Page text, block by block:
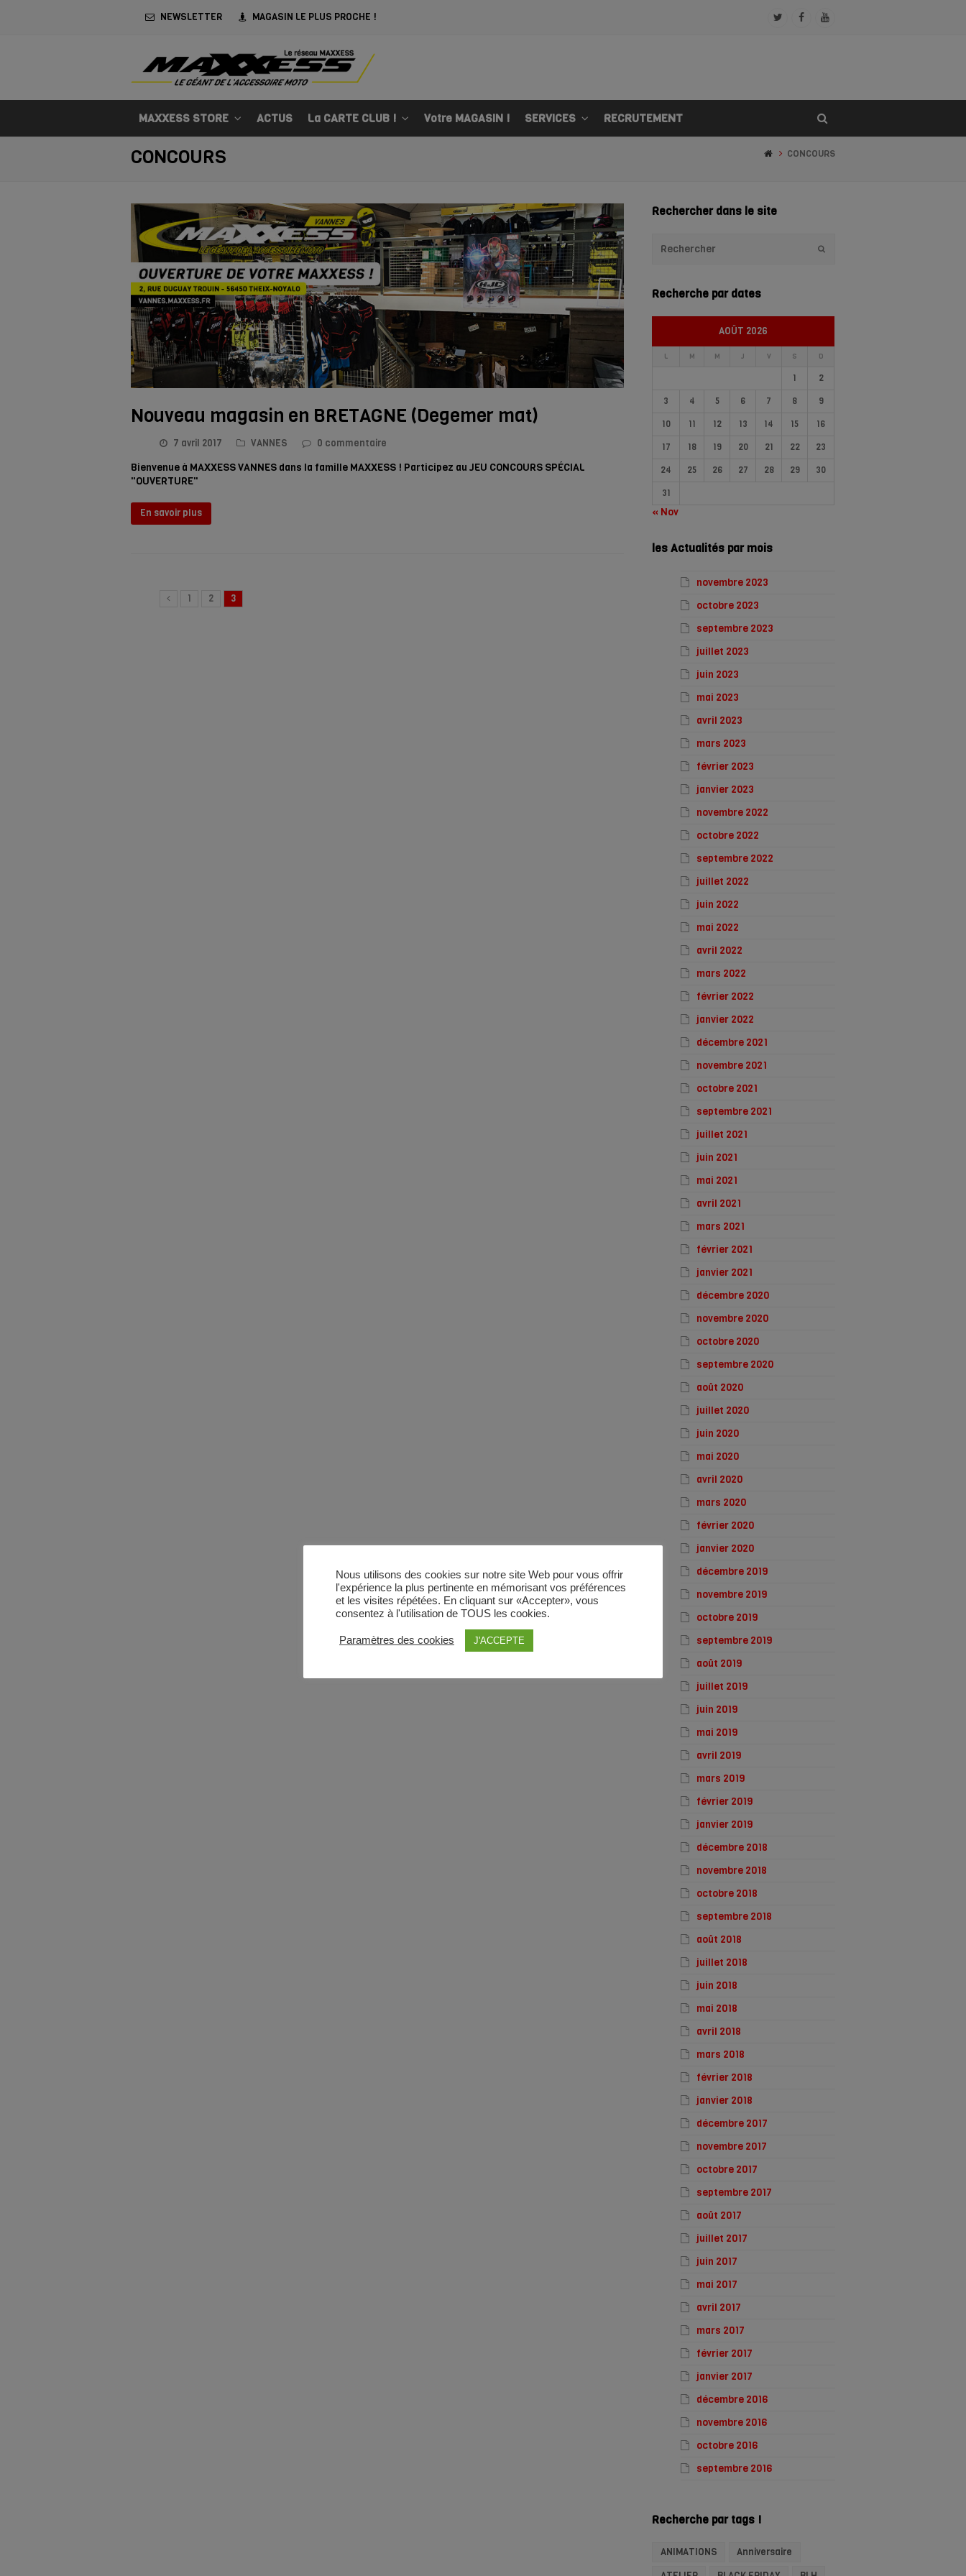
NEWSLETTER MAGASIN LE PLUS PROCHE !
TwitterFacebookYoutube
MAXXESS STORE ACTUS La CARTE CLUB ! Votre MAGASIN ! SERVICES RECRUTEMENT
CONCOURS CONCOURS
Nouveau magasin en BRETAGNE (Degemer mat)
7 avril 2017 VANNES 0 commentaire
Bienvenue à MAXXESS VANNES dans la famille MAXXESS ! Participez au JEU CONCOURS SPÉCIAL
"OUVERTURE"
En savoir plus
1 2 3
Rechercher dans le site
Recherche par dates
AOÛT 2026
L M M J V S D
1
2
3
4 5 6 7 8
9
10
11 12 13 14 15
16
17
18 19 20 21 22
23
24
25 26 27 28 29
30
31
« Nov
les Actualités par mois
novembre 2023
octobre 2023
septembre 2023
juillet 2023
juin 2023
mai 2023
avril 2023
mars 2023
février 2023
janvier 2023
novembre 2022
octobre 2022
septembre 2022
juillet 2022
juin 2022
mai 2022
avril 2022
mars 2022
février 2022
janvier 2022
décembre 2021
novembre 2021
octobre 2021
septembre 2021
juillet 2021
juin 2021
mai 2021
avril 2021
mars 2021
février 2021
janvier 2021
décembre 2020
novembre 2020
octobre 2020
septembre 2020
août 2020
juillet 2020
juin 2020
mai 2020
avril 2020
mars 2020
février 2020
janvier 2020
décembre 2019
novembre 2019
octobre 2019
septembre 2019
août 2019
juillet 2019
juin 2019
mai 2019
avril 2019
mars 2019
février 2019
janvier 2019
décembre 2018
novembre 2018
octobre 2018
septembre 2018
août 2018
juillet 2018
juin 2018
mai 2018
avril 2018
mars 2018
février 2018
janvier 2018
décembre 2017
novembre 2017
octobre 2017
septembre 2017
août 2017
juillet 2017
juin 2017
mai 2017
avril 2017
mars 2017
février 2017
janvier 2017
décembre 2016
novembre 2016
octobre 2016
septembre 2016
Recherche par tags !
ANIMATIONS
Anniversaire
Nous utilisons des cookies sur notre site Web pour vous offrir
l'expérience la plus pertinente en mémorisant vos préférences
et les visites répétées. En cliquant sur «Accepter», vous
consentez à l'utilisation de TOUS les cookies.
Paramètres des cookies J'ACCEPTE